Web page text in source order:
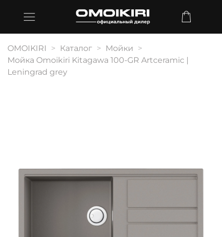
OMOIKIRI Каталог
Мойки
Мойка Omoikiri Kitagawa 100-GR Artceramic |
Leningrad grey